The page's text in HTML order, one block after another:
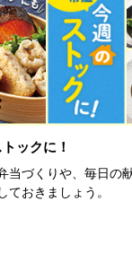
ックに！
当づくりや、毎日の
ておきましょう。